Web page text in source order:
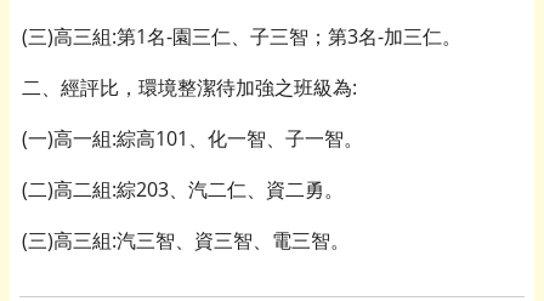
(三)高三組:第1名-園三仁、子三智；第3名-加三仁。
二、經評比，環境整潔待加強之班級為:
(一)高一組:綜高101、化一智、子一智。
(二)高二組:綜203、汽二仁、資二勇。
(三)高三組:汽三智、資三智、電三智。